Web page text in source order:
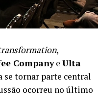
,
Companye Ulta
tornar parte central
ocorreu no último